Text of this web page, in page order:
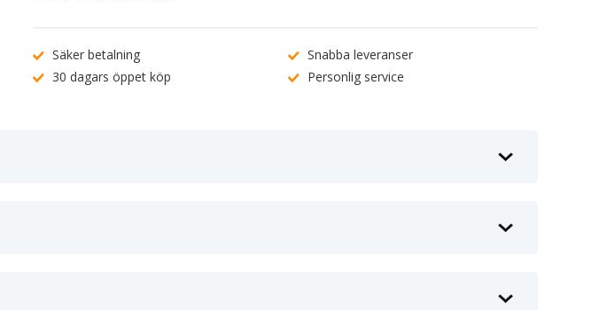
Säker betalning
Snabba leveranser
30 dagars öppet köp
Personlig service